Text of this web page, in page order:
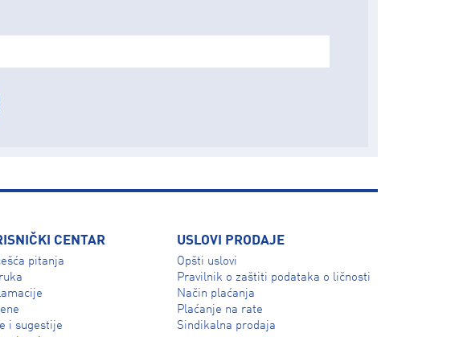
CENTAR
pitanja
i sugestije
USLOVI PRODAJE
Opšti uslovi
Pravilnik o zaštiti podataka o ličnosti
Način plaćanja
Plaćanje na rate
Sindikalna prodaja